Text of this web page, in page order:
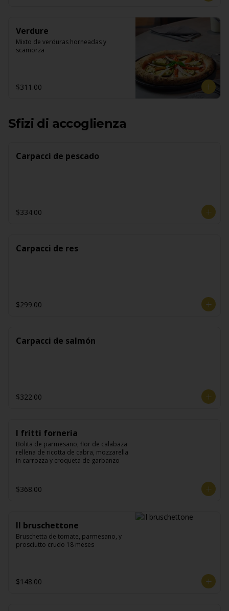
Verdure
Mixto de verduras horneadas y
scamorza
$311.00
Sfizi di accoglienza
Carpacci de pescado
$334.00
Carpacci de res
$299.00
Carpacci de salmón
$322.00
I fritti forneria
Bolita de parmesano, flor de calabaza
rellena de ricotta de cabra, mozzarella
in carrozza y croqueta de garbanzo
$368.00
Il bruschettone
Bruschetta de tomate, parmesano, y
prosciutto crudo 18 meses
$148.00